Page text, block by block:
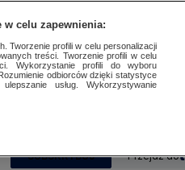
SUBSKRYBUJ Przejdź do
w celu zapewnienia:
Tworzenie profili w celu personalizacji
treści. Tworzenie profili w celu
Wykorzystanie profili do wyboru
odbiorców dzięki statystyce
usług. Wykorzystywanie